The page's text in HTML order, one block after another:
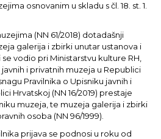
osnovanim u skladu s čl. 18. st. 1.
(NN 61/2018) dotadašnji
galerija i zbirki unutar ustanova i
vodio pri Ministarstvu kulture RH,
i privatnih muzeja u Republici
Pravilnika o Upisniku javnih i
Hrvatskoj (NN 16/2019) prestaje
muzeja, te muzeja galerija i zbirki
osoba (NN 96/1999).
prijava se podnosi u roku od